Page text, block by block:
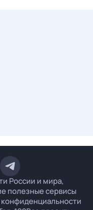
России и мира,
полезные сервисы